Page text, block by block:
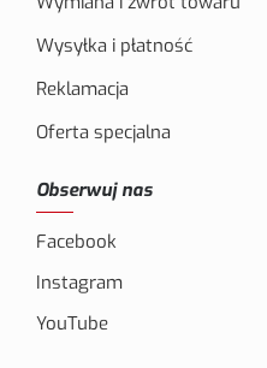
Wysyłka i płatność
Reklamacja
Oferta specjalna
Obserwuj nas
Facebook
Instagram
YouTube